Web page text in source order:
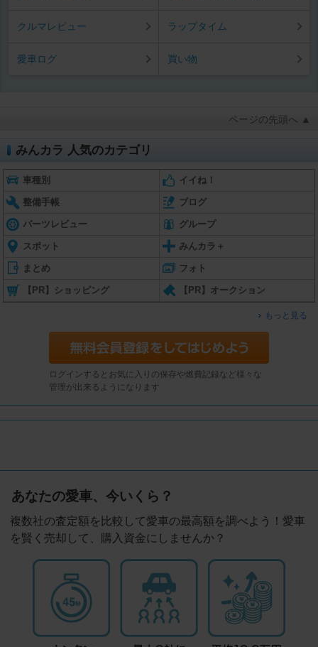
クルマレビュー ラップタイム
愛車ログ 買い物
ページの先頭へ ▲
みんカラ 人気のカテゴリ
車種別 イイね！
整備手帳 ブログ
パーツレビュー グループ
スポット みんカラ＋
まとめ フォト
【PR】ショッピング 【PR】オークション
もっと見る
ログインするとお気に入りの保存や燃費記録など様々な
管理が出来るようになります
あなたの愛車、今いくら？
複数社の査定額を比較して愛車の最高額を調べよう！愛車
を賢く売却して、購入資金にしませんか？